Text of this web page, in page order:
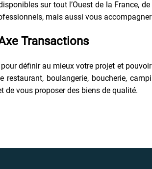
sur tout l’Ouest de la France,
mais aussi vous
Transactions
définir au mieux votre projet et
boulangerie, boucherie,
vous proposer des biens de qualité.